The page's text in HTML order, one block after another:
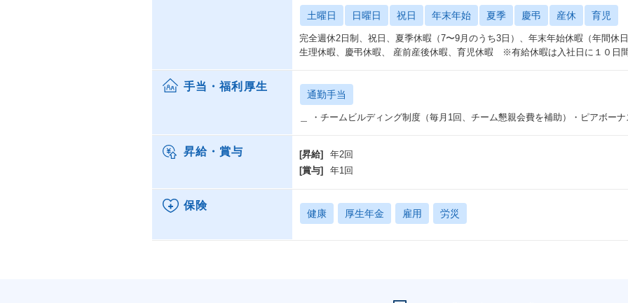
土曜日 日曜日 祝日 年末年始 夏季 慶弔 産休 育児
完全週休2日制、祝日、夏季休暇（7〜9月のうち3日）、年末年始休暇（年間休
生理休暇、慶弔休暇、 産前産後休暇、育児休暇 ※有給休暇は入社日に１０日
手当・福利厚生
通勤手当
＿ ・チームビルディング制度（毎月1回、チーム懇親会費を補助）・ピアボー
昇給・賞与 [昇給]
年2回
[賞与]
年1回
保険
健康 厚生年金 雇用 労災